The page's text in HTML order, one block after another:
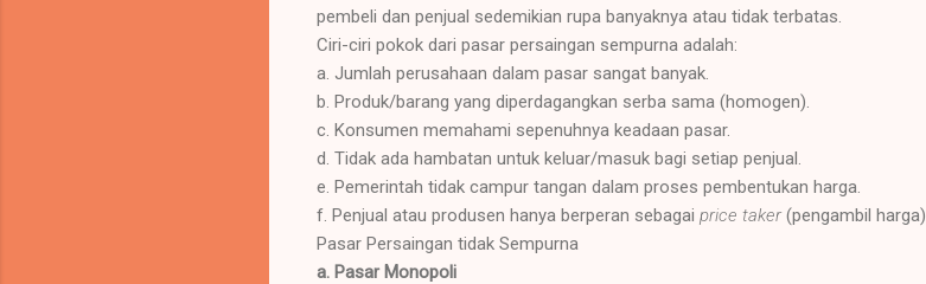
pembeli dan penjual sedemikian rupa banyaknya atau tidak terbatas.
Ciri-ciri pokok dari pasar persaingan sempurna adalah:
a. Jumlah perusahaan dalam pasar sangat banyak.
b. Produk/barang yang diperdagangkan serba sama (homogen).
c. Konsumen memahami sepenuhnya keadaan pasar.
d. Tidak ada hambatan untuk keluar/masuk bagi setiap penjual.
e. Pemerintah tidak campur tangan dalam proses pembentukan harga.
f. Penjual atau produsen hanya berperan sebagai price taker(pengambil harga).
Pasar Persaingan tidak Sempurna
a. Pasar Monopoli